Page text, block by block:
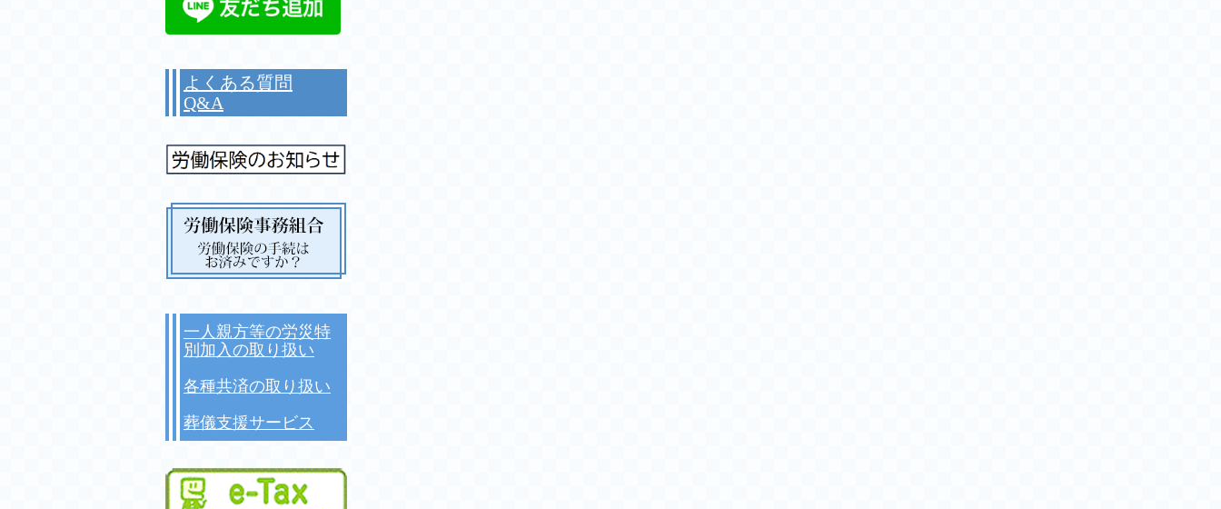
よくある質問
Q&A
一人親方等の労災特
別加入の取り扱い
各種共済の取り扱い
葬儀支援サービス